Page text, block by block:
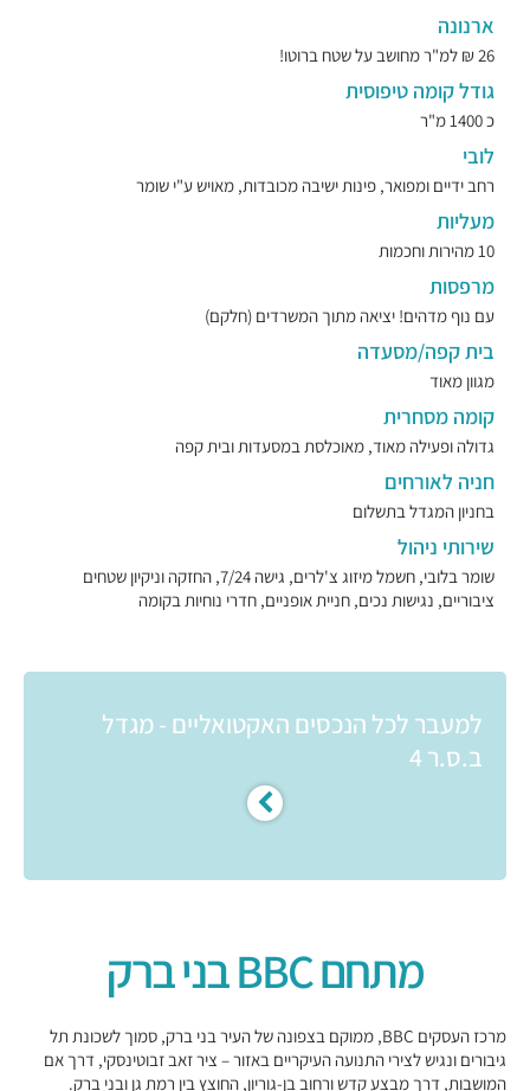
ארנונה
26 ₪ למ"ר מחושב על שטח ברוטו!
גודל קומה טיפוסית
כ 1400 מ"ר
לובי
רחב ידיים ומפואר, פינות ישיבה מכובדות, מאויש ע"י שומר
מעליות
10 מהירות וחכמות
מרפסות
עם נוף מדהים! יציאה מתוך המשרדים (חלקם)
בית קפה/מסעדה
מגוון מאוד
קומה מסחרית
גדולה ופעילה מאוד, מאוכלסת במסעדות ובית קפה
חניה לאורחים
בחניון המגדל בתשלום
שירותי ניהול
שומר בלובי, חשמל מיזוג צ'לרים, גישה 7/24, החזקה וניקיון שטחים
ציבוריים, נגישות נכים, חניית אופניים, חדרי נוחיות בקומה
למעבר לכל הנכסים האקטואליים - מגדל
ב.ס.ר 4
מתחם BBC בני ברק
מרכז העסקים BBC, ממוקם בצפונה של העיר בני ברק, סמוך לשכונת תל
גיבורים ונגיש לצירי התנועה העיקריים באזור – ציר זאב זבוטינסקי, דרך אם
המושבות, דרך מבצע קדש ורחוב בן-גוריון, החוצץ בין רמת גן ובני ברק.